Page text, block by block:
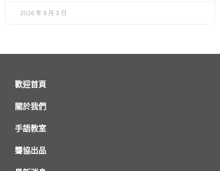
2026 年 8 月 3 日
歡迎首頁
關於我們
手語教室
聾協出品